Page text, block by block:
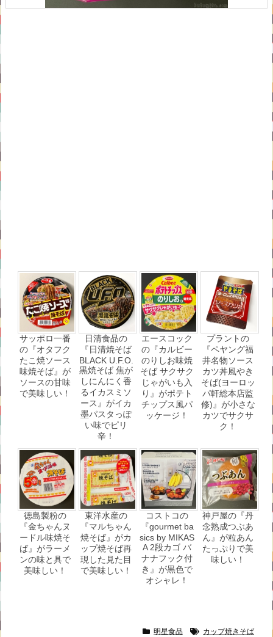
サッポロ一番
の『オタフク
たこ焼ソース
味焼そば』が
ソースの甘味
で美味しい！
日清食品の
『日清焼そば
BLACK U.F.O.
黒焼そば 焦が
しにんにく香
るイカスミソ
ース』がイカ
墨パスタっぽ
い味でピリ
辛！
エースコック
の『カルビー
のりしお味焼
そば サクサク
じゃがいも入
り』がポテト
チップス風パ
ッケージ！
プラントの
『ペヤング福
井名物ソース
カツ丼風やき
そば(ヨーロッ
パ軒総本店監
修)』が小さな
カツでサクサ
ク！
徳島製粉の
『金ちゃんヌ
ードル味焼そ
ば』がラーメ
ンの味と具で
美味しい！
東洋水産の
『マルちゃん
焼そば』がカ
ップ焼そば再
現した見た目
で美味しい！
コストコの
『gourmet ba
sics by MIKAS
A 2段カゴ バ
ナナフック付
き』が黒色で
オシャレ！
神戸屋の『丹
念熟成つぶあ
ん』が粒あん
たっぷりで美
味しい！
明星食品 カップ焼きそば